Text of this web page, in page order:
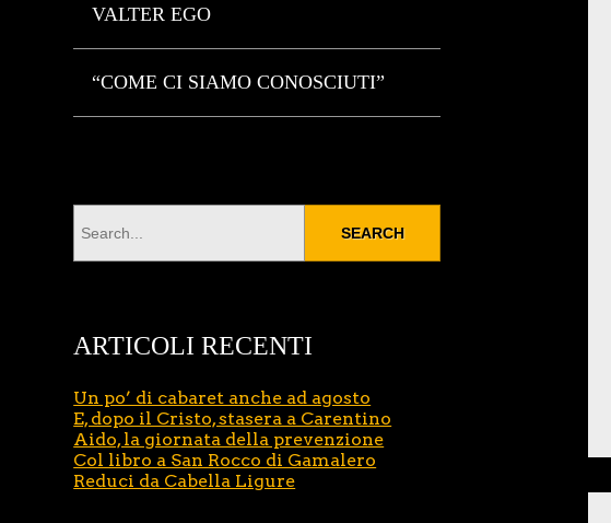
VALTER EGO
“COME CI SIAMO CONOSCIUTI”
ARTICOLI RECENTI
Un po’ di cabaret anche ad agosto
E, dopo il Cristo, stasera a Carentino
Aido, la giornata della prevenzione
Col libro a San Rocco di Gamalero
Reduci da Cabella Ligure